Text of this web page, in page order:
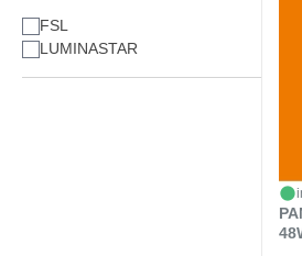
FSL
LUMINASTAR